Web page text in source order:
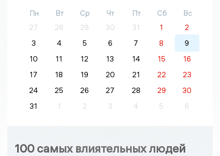
Пн Вт Ср Чт Пт Сб
Вс
27
28 29 30 31 1
2
3
4 5 6 7 8
9
10
11 12 13 14 15
16
17
18 19 20 21 22
23
24
25 26 27 28 29
30
31
1 2 3 4 5 6
100 самых влиятельных людей